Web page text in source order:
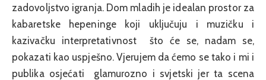
zadovoljstvo igranja. Dom mladih je idealan prostor za
kabaretske hepeninge koji uključuju i muzičku i
kazivačku interpretativnost što će se, nadam se,
pokazati kao uspješno. Vjerujem da ćemo se tako i mi i
publika osjećati glamurozno i svjetski jer ta scena